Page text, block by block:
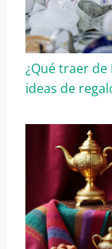
¿Qué traer de
ideas de